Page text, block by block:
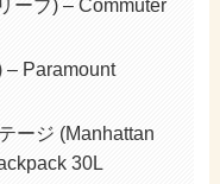
ーブ) – Commuter
– Paramount
ージ (Manhattan
30L